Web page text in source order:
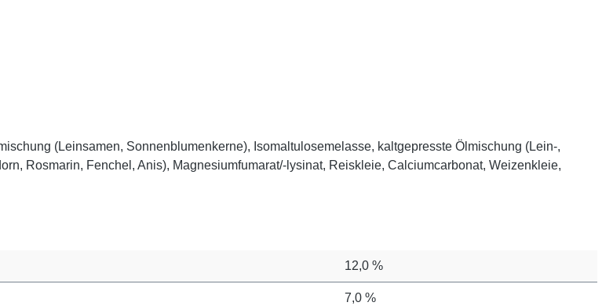
(Leinsamen, Sonnenblumenkerne), Isomaltulosemelasse, kaltgepresste Ölmischung (Lein-,
Rosmarin, Fenchel, Anis), Magnesiumfumarat/-lysinat, Reiskleie, Calciumcarbonat, Weizenkleie,
12,0 %
7,0 %